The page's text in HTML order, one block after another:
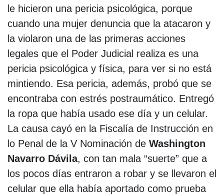
le hicieron una pericia psicológica, porque
cuando una mujer denuncia que la atacaron y
la violaron una de las primeras acciones
legales que el Poder Judicial realiza es una
pericia psicológica y física, para ver si no está
mintiendo. Esa pericia, además, probó que se
encontraba con estrés postraumático. Entregó
la ropa que había usado ese día y un celular.
La causa cayó en la Fiscalía de Instrucción en
lo Penal de la V Nominación de Washington
Navarro Dávila, con tan mala “suerte” que a
los pocos días entraron a robar y se llevaron el
celular que ella había aportado como prueba